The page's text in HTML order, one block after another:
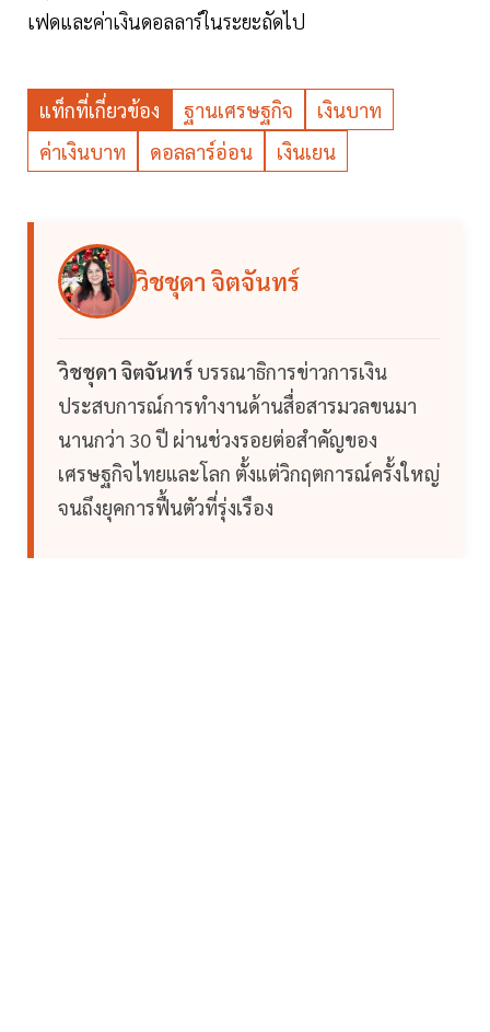
เฟดและค่าเงินดอลลาร์ในระยะถัดไป
แท็กที่เกี่ยวข้อง ฐานเศรษฐกิจ
เงินบาท
ค่าเงินบาท
ดอลลาร์อ่อน เงินเยน
วิชชุดา จิตจันทร์
วิชชุดา จิตจันทร์ บรรณาธิการข่าวการเงิน
ประสบการณ์การทำงานด้านสื่อสารมวลขนมา
นานกว่า 30 ปี ผ่านช่วงรอยต่อสำคัญของ
เศรษฐกิจไทยและโลก ตั้งแต่วิกฤตการณ์ครั้งใหญ่
จนถึงยุคการฟื้นตัวที่รุ่งเรือง